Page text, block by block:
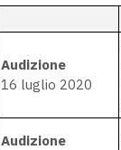
Audizione
16 luglio 2020
Audizione